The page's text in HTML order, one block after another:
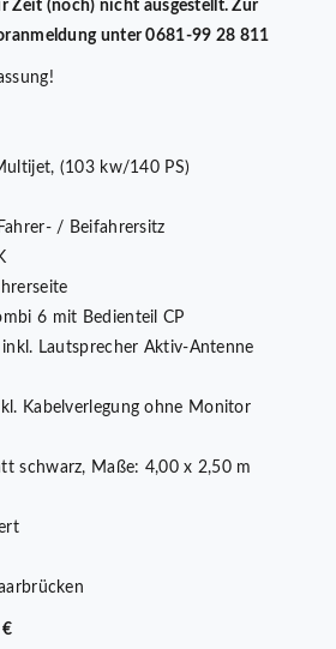
Zeit (noch) nicht ausgestellt. Zur
unter 0681-99 28 811
(103 kw/140 PS)
/ Beifahrersitz
6 mit Bedienteil CP
Lautsprecher Aktiv-Antenne
Kabelverlegung ohne Monitor
schwarz, Maße: 4,00 x 2,50 m
€